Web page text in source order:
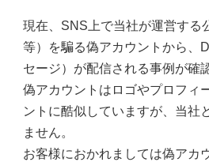
現在、SNS上で当社が運営する
等）を騙る偽アカウントから、
セージ）が配信される事例が確
偽アカウントはロゴやプロフィ
ントに酷似していますが、当社
ません。
お客様におかれましては偽アカ